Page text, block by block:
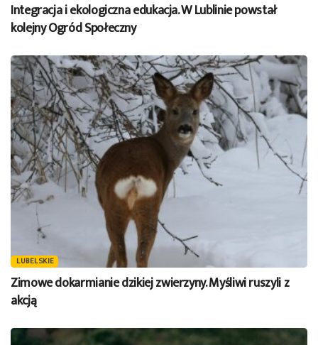
Integracja i ekologiczna edukacja. W Lublinie powstał
kolejny Ogród Społeczny
LUBELSKIE
Zimowe dokarmianie dzikiej zwierzyny. Myśliwi ruszyli z
akcją